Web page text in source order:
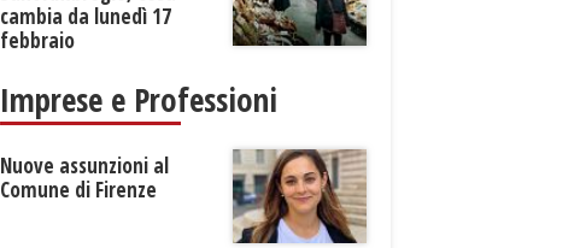
cambia da lunedì 17
febbraio
Imprese e Professioni
Nuove assunzioni al
Comune di Firenze